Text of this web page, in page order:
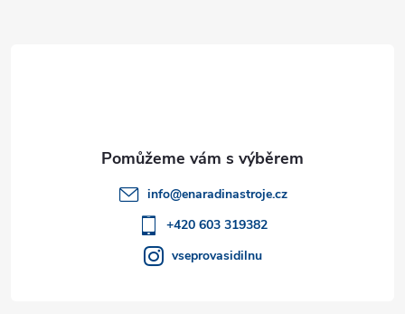
info@enaradinastroje.cz
+420 603 319382
vseprovasidilnu